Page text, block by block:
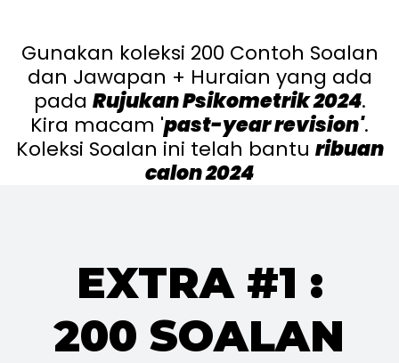
Gunakan koleksi 200 Contoh Soalan
dan Jawapan + Huraian yang ada
pada Rujukan Psikometrik 2024.
Kira macam 'past-year revision'.
Koleksi Soalan ini telah bantu ribuan
calon 2024
EXTRA #1 :
200 SOALAN